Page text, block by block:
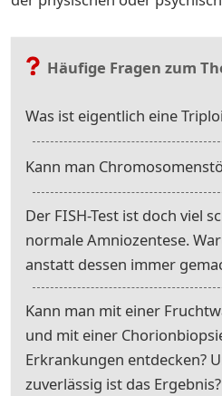
Häufige Fragen zum
Was ist eigentlich eine
Kann man
Der FISH-Test ist doch viel
normale Amniozentese.
anstatt dessen immer
Kann man mit einer
und mit einer
Erkrankungen entdecken?
zuverlässig ist das Ergebnis?